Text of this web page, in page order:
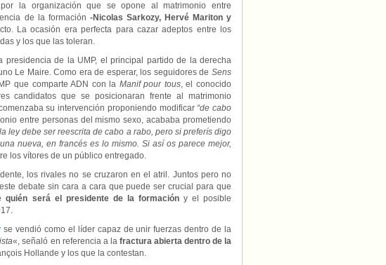
la organización que se opone al matrimonio entre
de la formación -Nicolas Sarkozy, Hervé Mariton y
La ocasión era perfecta para cazar adeptos entre los
y los que las toleran.
presidencia de la UMP, el principal partido de la derecha
Le Maire. Como era de esperar, los seguidores de Sens
que comparte ADN con la Manif pour tous, el conocido
candidatos que se posicionaran frente al matrimonio
su intervención proponiendo modificar “de cabo
entre personas del mismo sexo, acababa prometiendo
ley debe ser reescrita de cabo a rabo, pero si preferís digo
nueva, en francés es lo mismo. Si así os parece mejor,
los vítores de un público entregado.
los rivales no se cruzaron en el atril. Juntos pero no
debate sin cara a cara que puede ser crucial para que
quién será el presidente de la formacióny el posible
se vendió como el líder capaz de unir fuerzas dentro de la
«, señaló en referencia a la fractura abierta dentro de la
Hollande y los que la contestan.